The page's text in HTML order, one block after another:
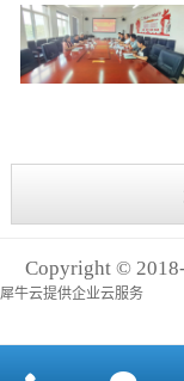
Copyright ©
犀牛云提供企业云服务